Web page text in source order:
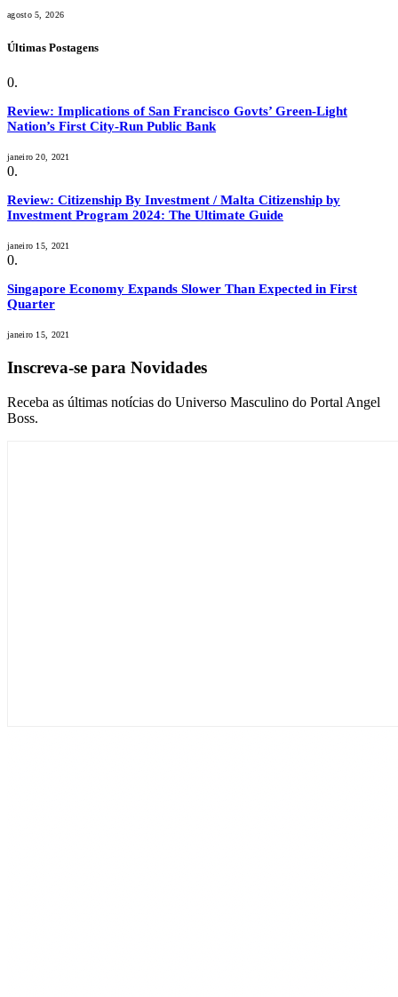
agosto 5, 2026
Últimas Postagens
Review: Implications of San Francisco Govts’ Green-Light
Nation’s First City-Run Public Bank
janeiro 20, 2021
Review: Citizenship By Investment / Malta Citizenship by
Investment Program 2024: The Ultimate Guide
janeiro 15, 2021
Singapore Economy Expands Slower Than Expected in First
Quarter
janeiro 15, 2021
Inscreva-se para Novidades
Receba as últimas notícias do Universo Masculino do Portal Angel
Boss.